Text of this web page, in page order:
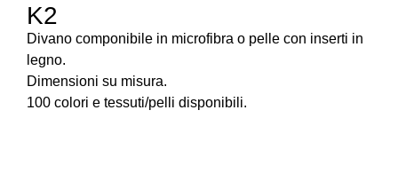
K2
Divano componibile in microfibra o pelle con inserti in
legno.
Dimensioni su misura.
100 colori e tessuti/pelli disponibili.